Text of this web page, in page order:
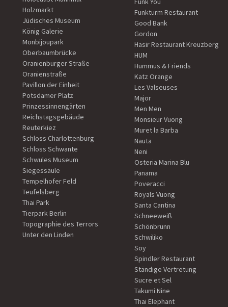
Holzmarkt
Jüdisches Museum
König Galerie
Monbijoupark
Oberbaumbrücke
Oranienburger Straße
Oranienstraße
Pavillon der Einheit
Potsdamer Platz
Prinzessinnengärten
Reichstagsgebäude
Reuterkiez
Schloss Charlottenburg
Schloss Schwante
Schwules Museum
Siegessäule
Tempelhofer Feld
Teufelsberg
Thai Park
Tierpark Berlin
Topographie des Terrors
Unter den Linden
Funkturm Restaurant
Good Bank
Gordon
Hasir Restaurant Kreuzberg
HUM
Hummus & Friends
Katz Orange
Les Valseuses
Major
Men Men
Monsieur Vuong
Muret la Barba
Nauta
Neni
Osteria Marina Blu
Panama
Poveracci
Royals Vuong
Santa Cantina
Schneeweiß
Schönbrunn
Schwiliko
Soy
Spindler Restaurant
Ständige Vertretung
Sucre et Sel
Takumi Nine
Thai Elephant